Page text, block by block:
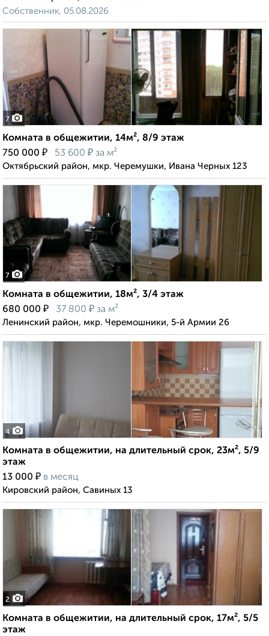
Собственник, 05.08.2026
7
Комната в общежитии, 14м², 8/9 этаж
750 000 ₽ 53 600 ₽ за м²
Октябрьский район, мкр. Черемушки, Ивана Черных 123
7
Комната в общежитии, 18м², 3/4 этаж
680 000 ₽ 37 800 ₽ за м²
Ленинский район, мкр. Черемошники, 5-й Армии 26
4
Комната в общежитии, на длительный срок, 23м², 5/9
этаж
13 000 ₽ в месяц
Кировский район, Савиных 13
2
Комната в общежитии, на длительный срок, 17м², 5/5
этаж